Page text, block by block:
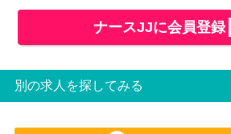
ナースJJに会員登録
別の求人を探してみる